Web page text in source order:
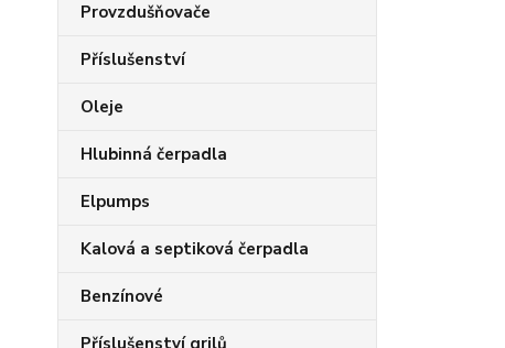
Provzdušňovače
Příslušenství
Oleje
Hlubinná čerpadla
Elpumps
Kalová a septiková čerpadla
Benzínové